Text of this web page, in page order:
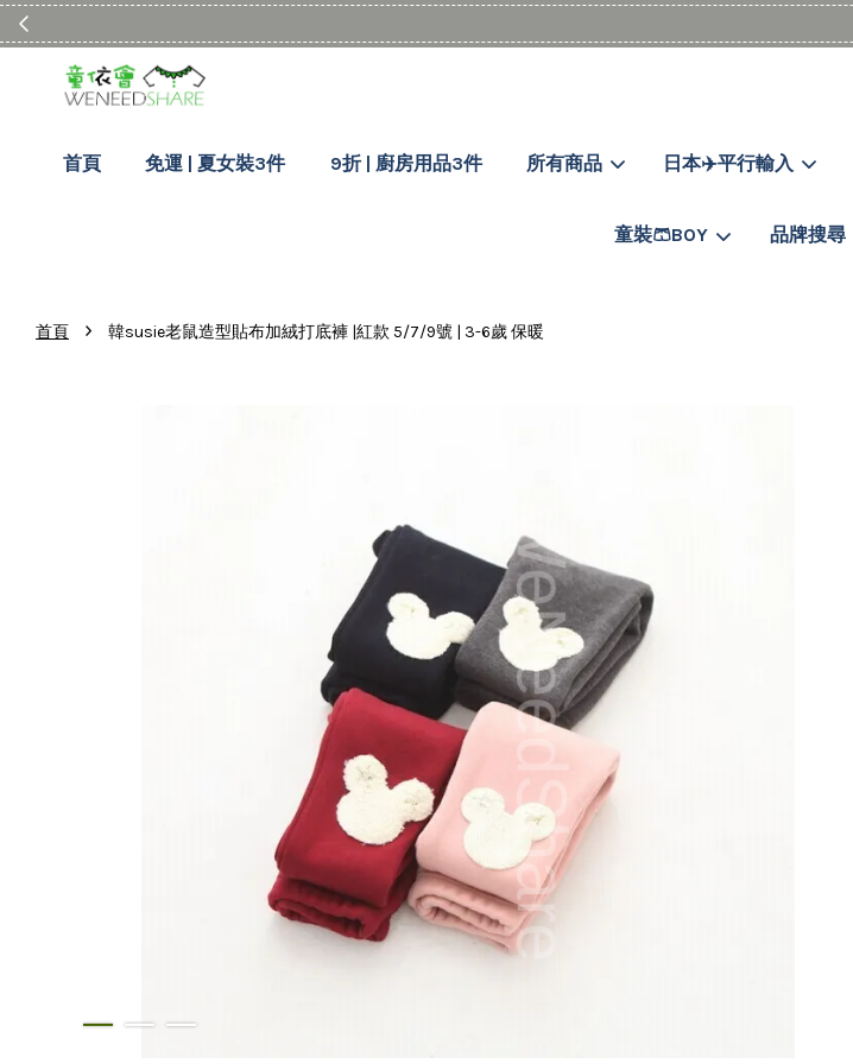
首頁 免運 | 夏女裝3件 9折 | 廚房用品3件 所有商品 日本✈️平行輸入
童裝🩳BOY 品牌搜尋
首頁 › 韓susie老鼠造型貼布加絨打底褲 |紅款 5/7/9號 | 3-6歲 保暖